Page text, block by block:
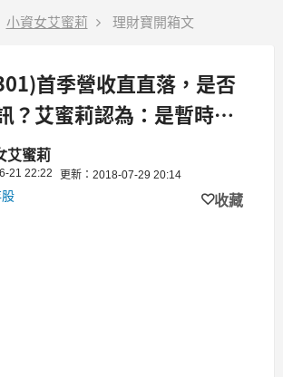
小資女艾蜜莉 理財寶開箱文
首季營收直直落，是否
？艾蜜莉認為：是暫時性
續觀察第二季財報！
艾蜜莉
21 22:22 更新：2018-07-29 20:14
收藏